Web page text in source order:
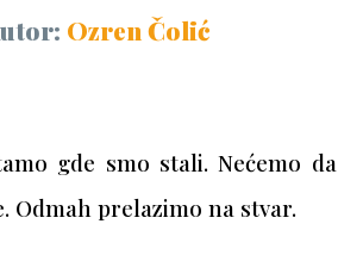
Ozren Čolić
gde smo stali. Nećemo da
Odmah prelazimo na stvar.